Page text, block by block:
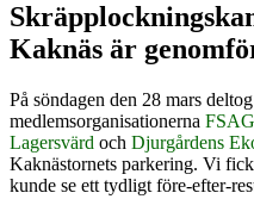
Kaknäs är
På söndagen den 28 mars
medlemsorganisationerna FSAG
Lagersvärd och Djurgårdens
Kaknästornets parkering. Vi
kunde se ett tydligt före-efter-